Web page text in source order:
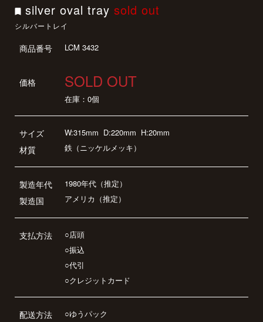
silver oval traysold out
シルバートレイ
商品番号 LCM 3432
価格 SOLD OUT
在庫：0個
サイズ
材質
W:315mm D:220mm H:20mm
鉄（ニッケルメッキ）
製造年代
製造国
1980年代（推定）
アメリカ（推定）
支払方法
○店頭
○振込
○代引
○クレジットカード
配送方法
○ゆうパック